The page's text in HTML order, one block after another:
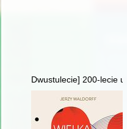
Dwustulecie] 200-lecie